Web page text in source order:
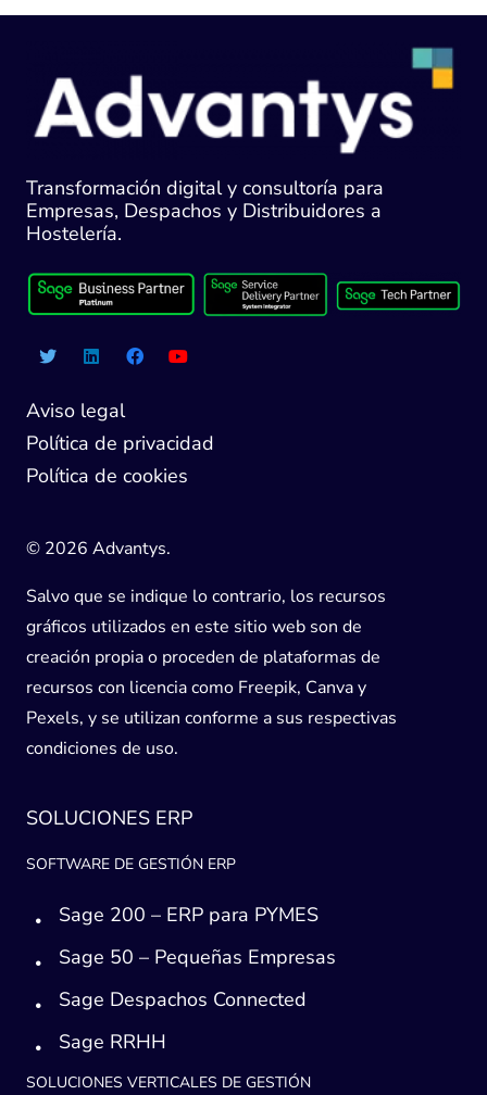
Transformación digital y consultoría para
Empresas, Despachos y Distribuidores a
Hostelería.
Aviso legal
Política de privacidad
Política de cookies
© 2026 Advantys.
Salvo que se indique lo contrario, los recursos
gráficos utilizados en este sitio web son de
creación propia o proceden de plataformas de
recursos con licencia como Freepik, Canva y
Pexels, y se utilizan conforme a sus respectivas
condiciones de uso.
SOLUCIONES ERP
SOFTWARE DE GESTIÓN ERP
Sage 200 – ERP para PYMES
Sage 50 – Pequeñas Empresas
Sage Despachos Connected
Sage RRHH
SOLUCIONES VERTICALES DE GESTIÓN